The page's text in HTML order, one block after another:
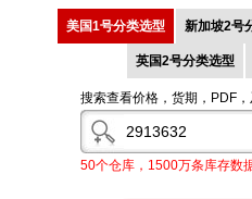
美国1号分类选型 新加坡2号
英国2号分类选型
搜索查看价格，货期，PDF
50个仓库，1500万条库存数